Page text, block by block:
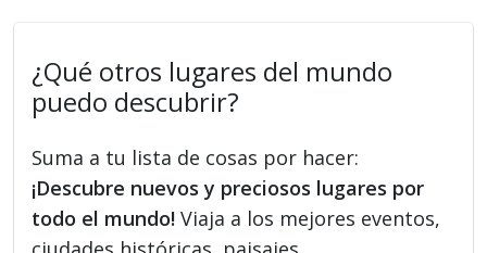
¿Qué otros lugares del mundo
puedo descubrir?
Suma a tu lista de cosas por hacer:
¡Descubre nuevos y preciosos lugares por
todo el mundo! Viaja a los mejores eventos,